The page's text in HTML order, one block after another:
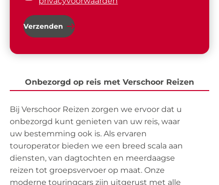
Verzenden
Onbezorgd op reis met Verschoor Reizen
Bij Verschoor Reizen zorgen we ervoor dat u
onbezorgd kunt genieten van uw reis, waar
uw bestemming ook is. Als ervaren
touroperator bieden we een breed scala aan
diensten, van dagtochten en meerdaagse
reizen tot groepsvervoer op maat. Onze
moderne touringcars zijn uitgerust met alle